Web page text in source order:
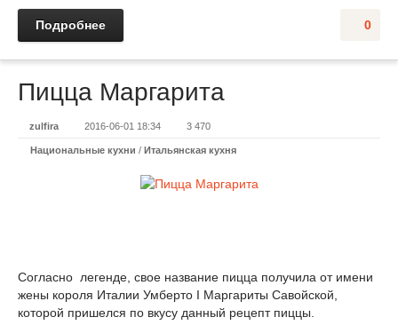
0
Подробнее
Пицца Маргарита
zulfira 2016-06-01 18:34 3 470
Национальные кухни / Итальянская кухня
Согласно легенде, свое название пицца получила от имени
жены короля Италии Умберто I Маргариты Савойской,
которой пришелся по вкусу данный рецепт пиццы.